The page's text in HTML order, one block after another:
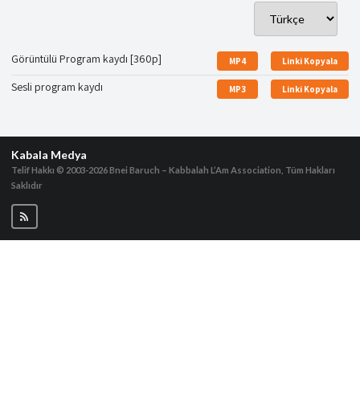
Görüntülü Program kaydı [360p] MP4 Linki Kopyala
Sesli program kaydı MP3 Linki Kopyala
Kabala Medya
Telif Hakkı © 2003-2026Bnei Baruch – Kabbalah L’Am Association, Tüm Hakları
Saklıdır